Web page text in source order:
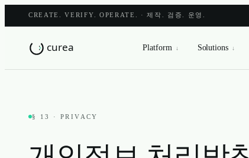
CREATE. VERIFY. OPERATE. · 제작. 검증. 운영.
Platform ↓ Solutions ↓
§ 13 · PRIVACY